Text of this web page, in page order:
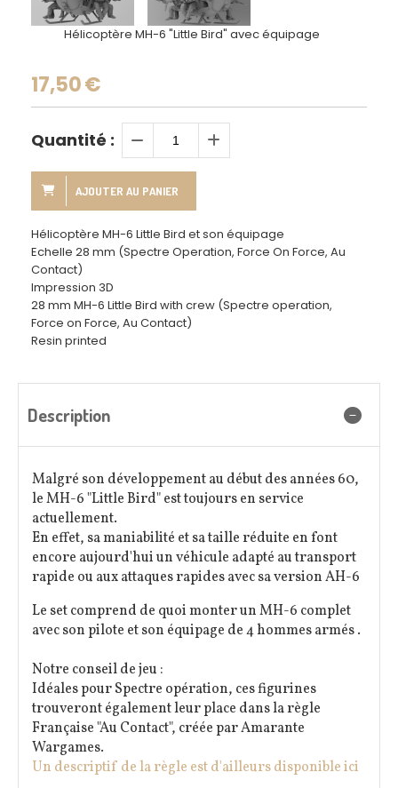
Hélicoptère MH-6 "Little Bird" avec équipage
17,50€
Quantité :
AJOUTER AU PANIER
Hélicoptère MH-6 Little Bird et son équipage
Echelle 28 mm (Spectre Operation, Force On Force, Au
Contact)
Impression 3D
28 mm MH-6 Little Bird with crew (Spectre operation,
Force on Force, Au Contact)
Resin printed
Description
Malgré son développement au début des années 60,
le MH-6 "Little Bird" est toujours en service
actuellement.
En effet, sa maniabilité et sa taille réduite en font
encore aujourd'hui un véhicule adapté au transport
rapide ou aux attaques rapides avec sa version AH-6
Le set comprend de quoi monter un MH-6 complet
avec son pilote et son équipage de 4 hommes armés .
Notre conseil de jeu :
Idéales pour Spectre opération, ces figurines
trouveront également leur place dans la règle
Française "Au Contact", créée par Amarante
Wargames.
Un descriptif de la règle est d'ailleurs disponible ici